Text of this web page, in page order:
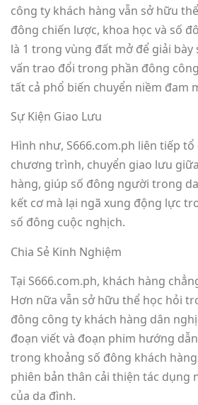
công ty khách hàng vẫn sở hữu
đông chiến lược, khoa học và số
là 1 trong vùng đất mở để giải bày
vấn trao đổi trong phần đông
tất cả phổ biến chuyển niềm đam
Sự Kiện Giao Lưu
Hình như, S666.com.ph liên tiếp
chương trình, chuyển giao lưu
hàng, giúp số đông người trong
kết cơ mà lại ngã xung động lực
số đông cuộc nghịch.
Chia Sẻ Kinh Nghiệm
Tại S666.com.ph, khách hàng
Hơn nữa vẫn sở hữu thể học hỏi
đông công ty khách hàng dân
đoạn viết và đoạn phim hướng
trong khoảng số đông khách
phiên bản thân cải thiện tác dụng
của da đình.